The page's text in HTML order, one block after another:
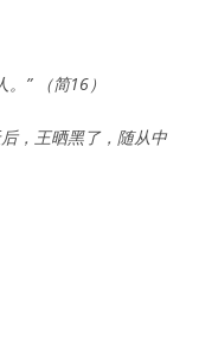
” （简16）
，王晒黑了，随从中